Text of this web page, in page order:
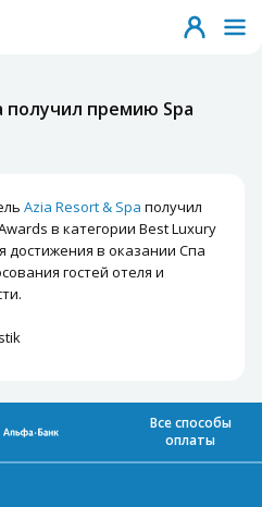
получил премию Spa
Azia Resort & Spa получил
в категории Best Luxury
в оказании Спа
гостей отеля и
Все способы
оплаты